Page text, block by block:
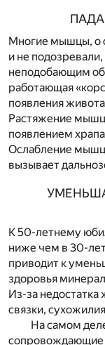
Многие мышцы, о
и не
неподобающим
работающая
появления
Растяжение мышц
появлением
Ослабление
вызывает
К 50-летнему
ниже чем в 30-
приводит к
здоровья
Из-за
связки,
На самом
сопровождающие